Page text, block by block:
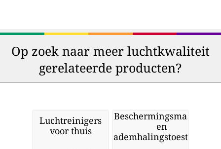
Op zoek naar meer luchtkwaliteit
gerelateerde producten?
Luchtreinigers
voor thuis
Beschermingsmaskers
en
ademhalingstoestellen